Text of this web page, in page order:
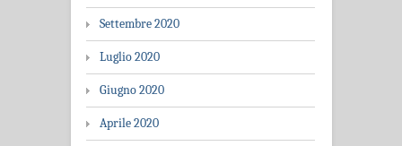
Settembre 2020
Luglio 2020
Giugno 2020
Aprile 2020